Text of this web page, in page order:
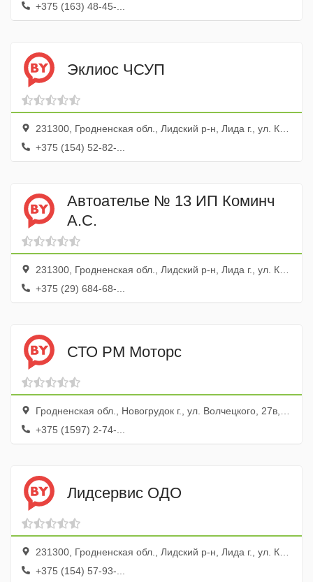
+375 (163) 48-45-...
Эклиос ЧСУП
231300, Гродненская обл., Лидский р-н, Лида г., ул. Калинина, 103
+375 (154) 52-82-...
Автоателье № 13 ИП Коминч
А.С.
231300, Гродненская обл., Лидский р-н, Лида г., ул. Красноармейская, 106
+375 (29) 684-68-...
СТО РМ Моторс
Гродненская обл., Новогрудок г., ул. Волчецкого, 27в, оф. 1
+375 (1597) 2-74-...
Лидсервис ОДО
231300, Гродненская обл., Лидский р-н, Лида г., ул. Крупской, 38а
+375 (154) 57-93-...